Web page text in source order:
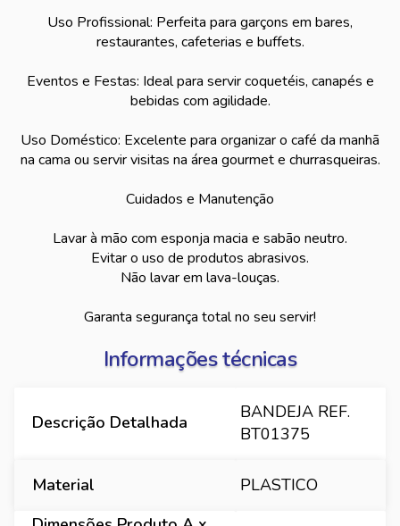
Uso Profissional: Perfeita para garçons em bares,
restaurantes, cafeterias e buffets.
Eventos e Festas: Ideal para servir coquetéis, canapés e
bebidas com agilidade.
Uso Doméstico: Excelente para organizar o café da manhã
na cama ou servir visitas na área gourmet e churrasqueiras.
Cuidados e Manutenção
Lavar à mão com esponja macia e sabão neutro.
Evitar o uso de produtos abrasivos.
Não lavar em lava-louças.
Garanta segurança total no seu servir!
Informações técnicas
Descrição Detalhada
BANDEJA REF.
BT01375
Material
PLASTICO